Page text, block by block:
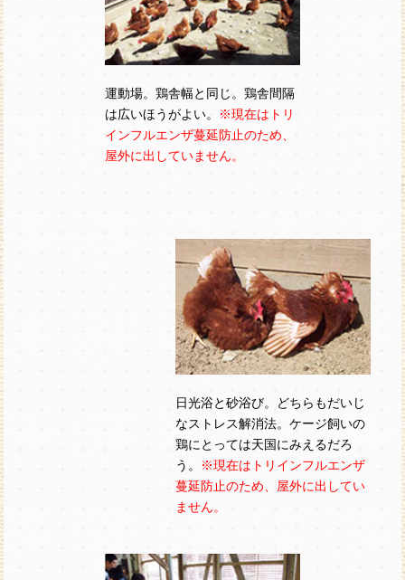
運動場。鶏舎幅と同じ。鶏舎間隔
は広いほうがよい。
※現在はトリ
インフルエンザ蔓延防止のため、
屋外に出していません。
日光浴と砂浴び。どちらもだいじ
なストレス解消法。ケージ飼いの
鶏にとっては天国にみえるだろ
う。
※現在はトリインフルエンザ
蔓延防止のため、屋外に出してい
ません。